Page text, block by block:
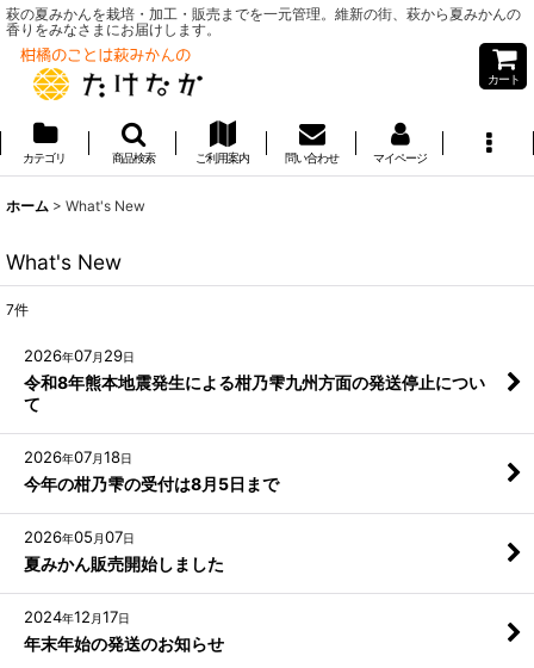
萩の夏みかんを栽培・加工・販売までを一元管理。維新の街、萩から夏みかんの
香りをみなさまにお届けします。
カート
カテゴリ 商品検索 ご利用案内 問い合わせ マイページ
ホーム > What's New
What's New
7件
2026年07月 29日
令和8年熊本地震発生による柑乃雫九州方面の発送停止につい
て
2026年07月18日
今年の柑乃雫の受付は8月5日まで
2026年05 月07日
夏みかん販売開始しました
2024年12 月17日
年末年始の発送のお知らせ